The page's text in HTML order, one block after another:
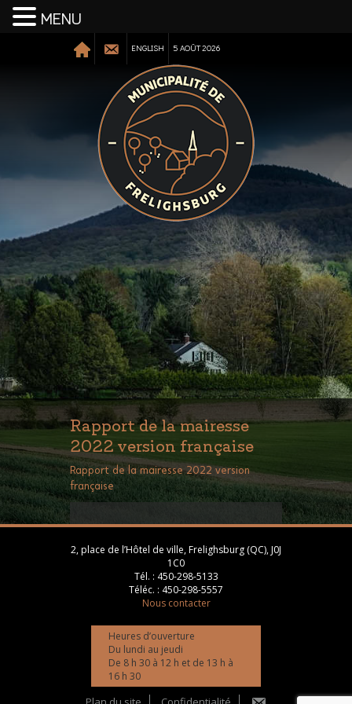
ENGLISH 5 AOÛT 2026
Rapport de la mairesse
2022 version française
Rapport de la mairesse 2022 version
française
2, place de l’Hôtel de ville, Frelighsburg (QC), J0J
1C0
Tél. : 450-298-5133
Téléc. : 450-298-5557
Nous contacter
Heures d’ouverture
Du lundi au jeudi
De 8 h 30 à 12 h et de 13 h à
16 h 30
MENU